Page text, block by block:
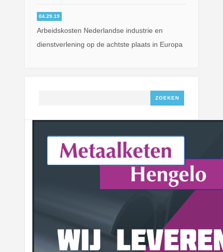
04.29.19
Arbeidskosten Nederlandse industrie en
dienstverlening op de achtste plaats in Europa